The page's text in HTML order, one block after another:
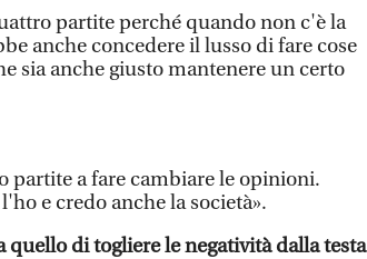
partite perché quando non c'è la
anche concedere il lusso di fare cose
sia anche giusto mantenere un certo
partite a fare cambiare le opinioni.
e credo anche la società».
di togliere le negatività dalla testa